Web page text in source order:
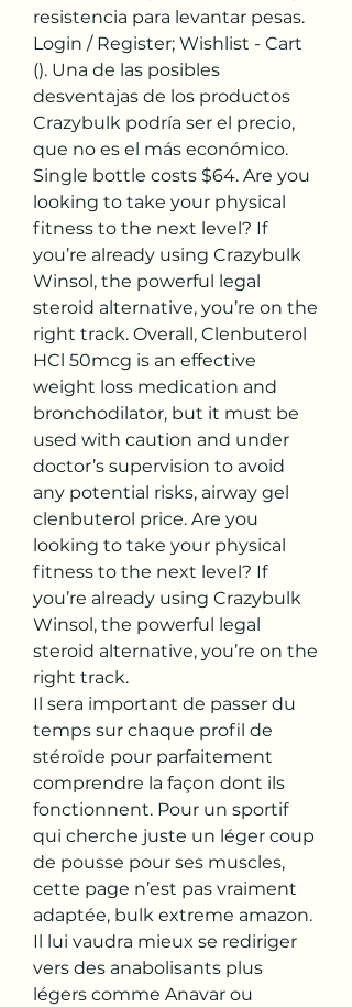
resistencia para levantar pesas.
Login / Register; Wishlist - Cart
(). Una de las posibles
desventajas de los productos
Crazybulk podría ser el precio,
que no es el más económico.
Single bottle costs $64. Are you
looking to take your physical
fitness to the next level? If
you’re already using Crazybulk
Winsol, the powerful legal
steroid alternative, you’re on the
right track. Overall, Clenbuterol
HCl 50mcg is an effective
weight loss medication and
bronchodilator, but it must be
used with caution and under
doctor’s supervision to avoid
any potential risks, airway gel
clenbuterol price. Are you
looking to take your physical
fitness to the next level? If
you’re already using Crazybulk
Winsol, the powerful legal
steroid alternative, you’re on the
right track.
Il sera important de passer du
temps sur chaque profil de
stéroïde pour parfaitement
comprendre la façon dont ils
fonctionnent. Pour un sportif
qui cherche juste un léger coup
de pousse pour ses muscles,
cette page n’est pas vraiment
adaptée, bulk extreme amazon.
Il lui vaudra mieux se rediriger
vers des anabolisants plus
légers comme Anavar ou